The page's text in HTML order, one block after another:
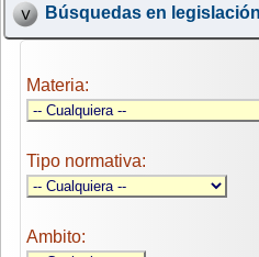
Búsquedas en
Materia:
Tipo normativa:
Ambito: